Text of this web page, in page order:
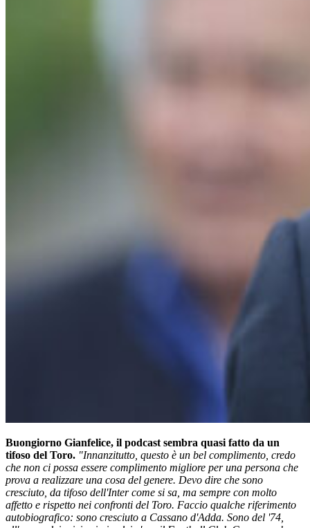
Buongiorno Gianfelice, il podcast sembra quasi fatto da un
tifoso del Toro. "Innanzitutto, questo è un bel complimento, credo
che non ci possa essere complimento migliore per una persona che
prova a realizzare una cosa del genere. Devo dire che sono
cresciuto, da tifoso dell'Inter come si sa, ma sempre con molto
affetto e rispetto nei confronti del Toro. Faccio qualche riferimento
autobiografico: sono cresciuto a Cassano d'Adda. Sono del '74,